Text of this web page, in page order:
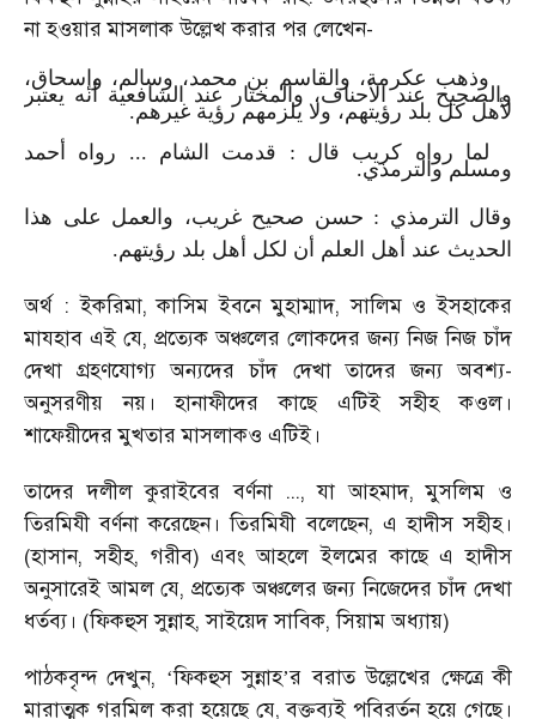
না হওয়ার মাসলাক উল্লেখ করার পর লেখেন-
وذهب عكرمة، والقاسم بن محمد، وسالم، وإسحاق،
والصحيح عند الأحناف، والمختار عند الشافعية أنه يعتبر
لأهل كل بلد رؤيتهم، ولا يلزمهم رؤية غيرهم.
لما رواه كريب قال : قدمت الشام ... رواه أحمد
ومسلم والترمذي.
وقال الترمذي : حسن صحيح غريب، والعمل على هذا
الحديث عند أهل العلم أن لكل أهل بلد رؤيتهم.
অর্থ : ইকরিমা, কাসিম ইবনে মুহাম্মাদ, সালিম ও ইসহাকের
মাযহাব এই যে, প্রত্যেক অঞ্চলের লোকদের জন্য নিজ নিজ চাঁদ
দেখা গ্রহণযোগ্য অন্যদের চাঁদ দেখা তাদের জন্য অবশ্য-
অনুসরণীয় নয়। হানাফীদের কাছে এটিই সহীহ কওল।
শাফেয়ীদের মুখতার মাসলাকও এটিই।
তাদের দলীল কুরাইবের বর্ণনা ..., যা আহমাদ, মুসলিম ও
তিরমিযী বর্ণনা করেছেন। তিরমিযী বলেছেন, এ হাদীস সহীহ।
(হাসান, সহীহ, গরীব) এবং আহলে ইলমের কাছে এ হাদীস
অনুসারেই আমল যে, প্রত্যেক অঞ্চলের জন্য নিজেদের চাঁদ দেখা
ধর্তব্য। (ফিকহুস সুন্নাহ, সাইয়েদ সাবিক, সিয়াম অধ্যায়)
পাঠকবৃন্দ দেখুন, ‘ফিকহুস সুন্নাহ’র বরাত উল্লেখের ক্ষেত্রে কী
মারাত্মক গরমিল করা হয়েছে যে, বক্তব্যই পবিরর্তন হয়ে গেছে।